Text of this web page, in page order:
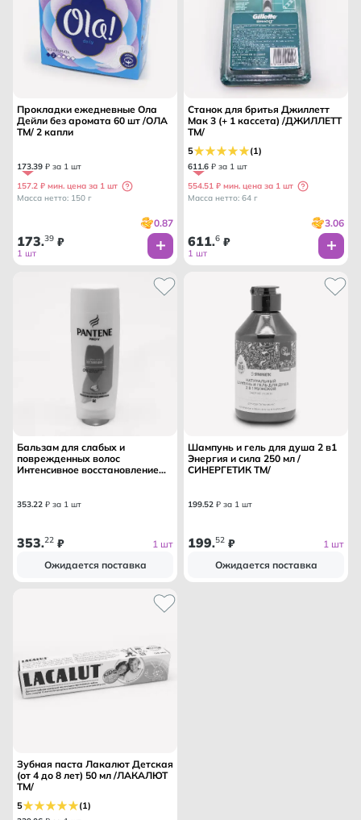
Прокладки ежедневные Ола
Дейли без аромата 60 шт /ОЛА
ТМ/ 2 капли
173.39 ₽ за 1 шт
157.2 ₽ мин. цена за 1 шт
Масса нетто: 150 г
0.87
173.39 ₽
1 шт
Станок для бритья Джиллетт
Мак 3 (+ 1 кассета) /ДЖИЛЛЕТТ
ТМ/
5 (1)
611.6 ₽ за 1 шт
554.51 ₽ мин. цена за 1 шт
Масса нетто: 64 г
3.06
611.6 ₽
1 шт
Бальзам для слабых и
поврежденных волос
Интенсивное восстановление
353.22 ₽ за 1 шт
353.22 ₽
1 шт
Ожидается поставка
Шампунь и гель для душа 2 в1
Энергия и сила 250 мл /
СИНЕРГЕТИК ТМ/
199.52 ₽ за 1 шт
199.52 ₽
1 шт
Ожидается поставка
Зубная паста Лакалют Детская
(от 4 до 8 лет) 50 мл /ЛАКАЛЮТ
ТМ/
5 (1)